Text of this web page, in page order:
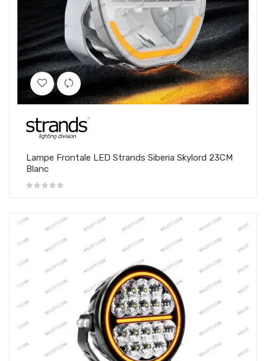
Lampe Frontale LED Strands Siberia Skylord 23CM
Blanc